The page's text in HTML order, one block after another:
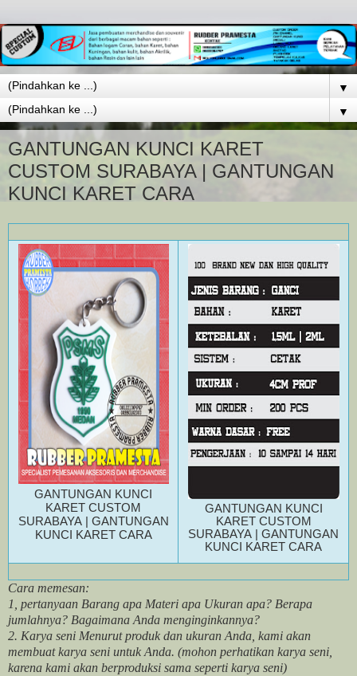
▼
▼
GANTUNGAN KUNCI KARET
CUSTOM SURABAYA | GANTUNGAN
KUNCI KARET CARA
GANTUNGAN KUNCI
KARET CUSTOM
SURABAYA| GANTUNGAN
KUNCI KARET CARA
GANTUNGAN KUNCI
KARET CUSTOM
SURABAYA
GANTUNGAN
KUNCI KARET CARA
Cara memesan:
1, pertanyaan Barang apa Materi apa Ukuran apa? Berapa
jumlahnya? Bagaimana Anda menginginkannya?
2. Karya seni Menurut produk dan ukuran Anda, kami akan
membuat karya seni untuk Anda. (mohon perhatikan karya seni,
karena kami akan berproduksi sama seperti karya seni)